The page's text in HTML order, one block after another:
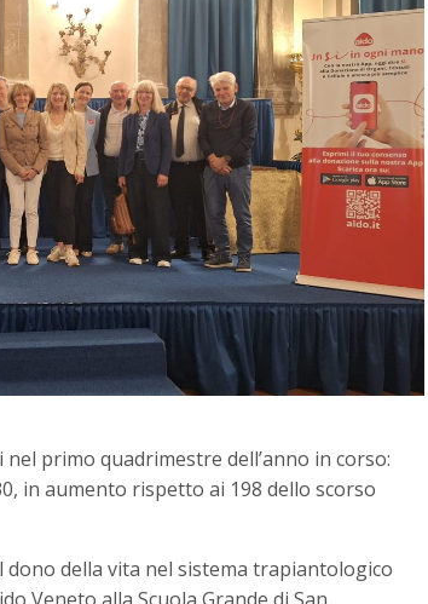
primo quadrimestre dell’anno in corso:
in aumento rispetto ai 198 dello scorso
dono della vita nel sistema trapiantologico